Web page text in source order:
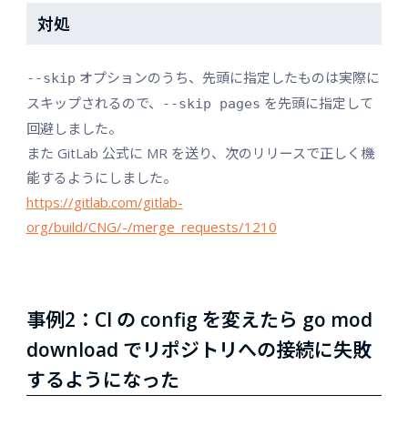
対処
--skip オプションのうち、先頭に指定したものは実際に
スキップされるので、
--skip pages を先頭に指定して
回避しました。
また GitLab 公式に MR を送り、次のリリースで正しく機
能するようにしました。
https://gitlab.com/gitlab-
org/build/CNG/-/merge_requests/1210
事例2：CI の config を変えたら go mod
download でリポジトリへの接続に失敗
するようになった